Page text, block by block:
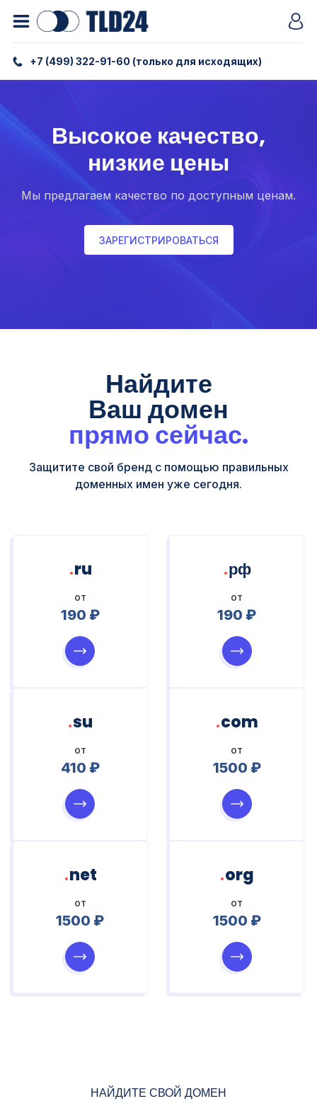
+7 (499) 322-91-60 (только для исходящих)
Высокое качество,
низкие цены
Мы предлагаем качество по доступным ценам.
ЗАРЕГИСТРИРОВАТЬСЯ
Найдите
Ваш домен
прямо сейчас.
Защитите свой бренд с помощью правильных
доменных имен уже сегодня.
.ru
от
190 ₽
.рф
от
190 ₽
.su
от
410 ₽
.com
от
1500 ₽
.net
от
1500 ₽
.org
от
1500 ₽
НАЙДИТЕ СВОЙ ДОМЕН